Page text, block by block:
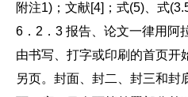
附注1)；文献[4]；式(5)、式
6．2．3 报告、论文一律用阿
由书写、打字或印刷的首页开
另页。封面、封二、封三和封